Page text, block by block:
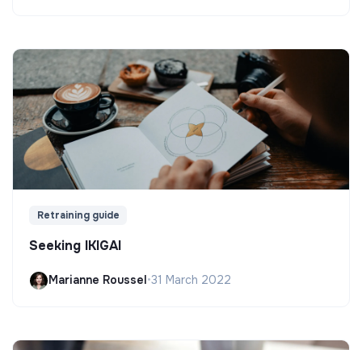
Retraining guide
Seeking IKIGAI
Marianne Roussel •31 March 2022